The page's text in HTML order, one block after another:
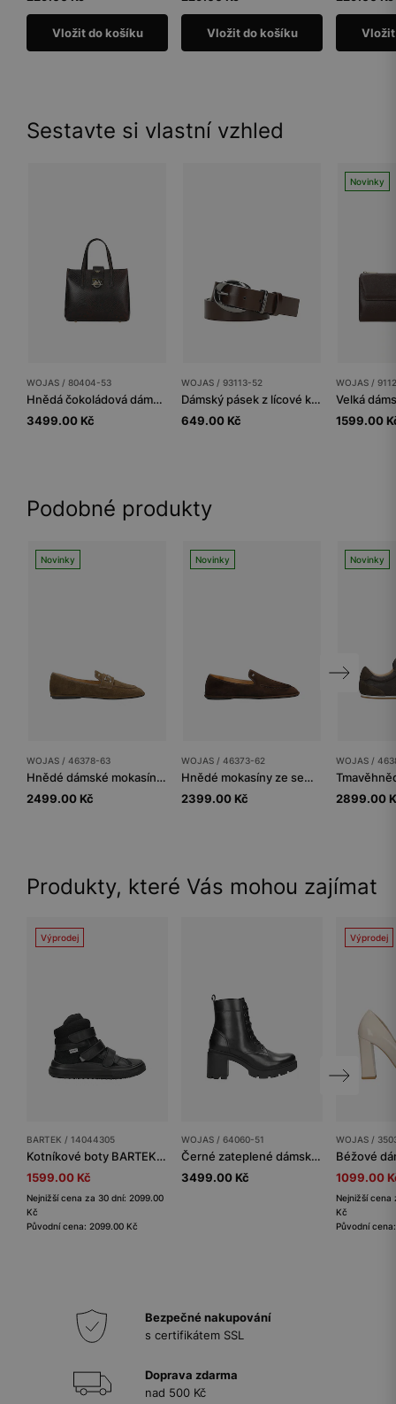
Vložit do košíku Vložit do košíku
Sestavte si vlastní vzhled
WOJAS / 80404-53
Hnědá čokoládová dámská kožená kabelka
3499.00 Kč
WOJAS / 93113-52
Dámský pásek z lícové kůže
649.00 Kč
Novinky
WOJAS /
1599.00
Podobné produkty
Novinky
WOJAS / 46378-63
Hnědé dámské mokasíny se zlatou ozdobou
2499.00 Kč
Novinky
WOJAS / 46373-62
Hnědé mokasíny ze semiškové kůže
2399.00 Kč
Novinky
WOJAS /
2899.00
Produkty, které Vás mohou zajímat
Výprodej
BARTEK / 14044305
Kotníkové boty BARTEK 14044305, černé
1599.00 Kč
Nejnižší cena za 30 dní: 2099.00
Kč
Původní cena: 2099.00 Kč
WOJAS / 64060-51
Černé zateplené dámské kotníkové boty na podpatku
3499.00 Kč
Výprodej
WOJAS /
1099.00
Nejnižší cena
Kč
Původní
Bezpečné nakupování
s certifikátem SSL
Doprava zdarma
nad 500 Kč